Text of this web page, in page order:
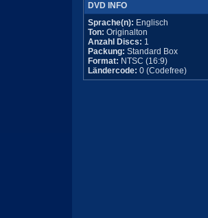
DVD INFO
Sprache(n): Englisch
Ton: Originalton
Anzahl Discs: 1
Packung: Standard Box
Format: NTSC (16:9)
Ländercode: 0 (Codefree)